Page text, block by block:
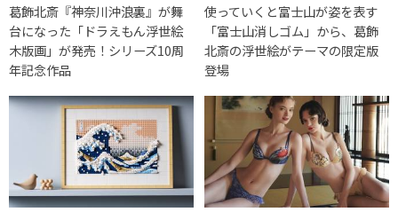
葛飾北斎『神奈川沖浪裏』が舞
台になった「ドラえもん浮世絵
木版画」が発売！シリーズ10周
年記念作品
使っていくと富士山が姿を表す
「富士山消しゴム」から、葛飾
北斎の浮世絵がテーマの限定版
登場